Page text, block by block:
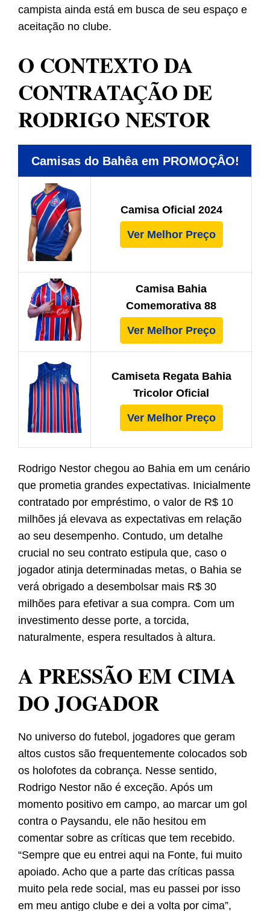
campista ainda está em busca de seu espaço e
aceitação no clube.
O CONTEXTO DA
CONTRATAÇÃO DE
RODRIGO NESTOR
Camisas do Bahêa em PROMOÇÂO!
Camisa Oficial 2024
Ver Melhor Preço
Camisa Bahia
Comemorativa 88
Ver Melhor Preço
Camiseta Regata Bahia
Tricolor Oficial
Ver Melhor Preço
Rodrigo Nestor chegou ao Bahia em um cenário
que prometia grandes expectativas. Inicialmente
contratado por empréstimo, o valor de R$ 10
milhões já elevava as expectativas em relação
ao seu desempenho. Contudo, um detalhe
crucial no seu contrato estipula que, caso o
jogador atinja determinadas metas, o Bahia se
verá obrigado a desembolsar mais R$ 30
milhões para efetivar a sua compra. Com um
investimento desse porte, a torcida,
naturalmente, espera resultados à altura.
A PRESSÃO EM CIMA
DO JOGADOR
No universo do futebol, jogadores que geram
altos custos são frequentemente colocados sob
os holofotes da cobrança. Nesse sentido,
Rodrigo Nestor não é exceção. Após um
momento positivo em campo, ao marcar um gol
contra o Paysandu, ele não hesitou em
comentar sobre as críticas que tem recebido.
“Sempre que eu entrei aqui na Fonte, fui muito
apoiado. Acho que a parte das críticas passa
muito pela rede social, mas eu passei por isso
em meu antigo clube e dei a volta por cima”,